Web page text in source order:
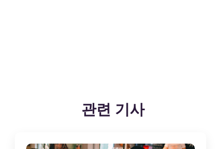
관련 기사